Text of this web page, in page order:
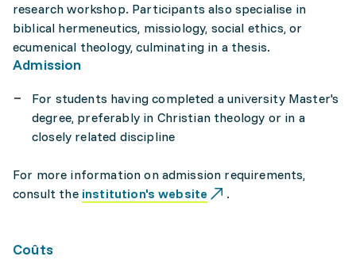
research workshop. Participants also specialise in
biblical hermeneutics, missiology, social ethics, or
ecumenical theology, culminating in a thesis.
Admission
For students having completed a university Master's
degree, preferably in Christian theology or in a
closely related discipline
For more information on admission requirements,
consult the institution's website .
Coûts